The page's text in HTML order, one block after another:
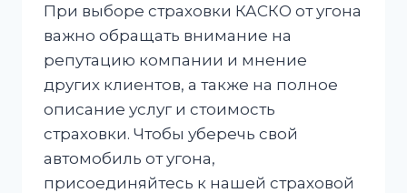
При выборе страховки КАСКО от угона
важно обращать внимание на
репутацию компании и мнение
других клиентов, а также на полное
описание услуг и стоимость
страховки. Чтобы уберечь свой
автомобиль от угона,
присоединяйтесь к нашей страховой